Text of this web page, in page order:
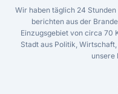
Wir haben täglich 24
berichten aus der
Einzugsgebiet von circa 70
Stadt aus Politik,
unsere